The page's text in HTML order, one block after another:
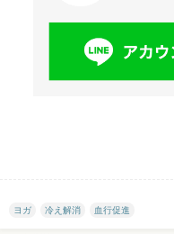
ヨガ 冷え解消 血行促進